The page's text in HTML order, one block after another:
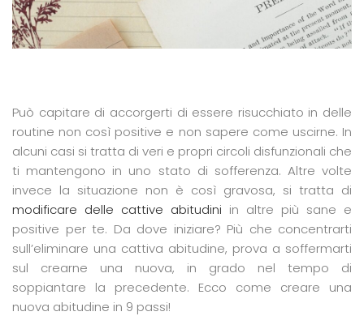
Può capitare di accorgerti di essere risucchiato in delle
routine non così positive e non sapere come uscirne. In
alcuni casi si tratta di veri e propri circoli disfunzionali che
ti mantengono in uno stato di sofferenza. Altre volte
invece la situazione non è così gravosa, si tratta di
modificare delle cattive abitudini in altre più sane e
positive per te. Da dove iniziare? Più che concentrarti
sull’eliminare una cattiva abitudine, prova a soffermarti
sul crearne una nuova, in grado nel tempo di
soppiantare la precedente. Ecco come creare una
nuova abitudine in 9 passi!